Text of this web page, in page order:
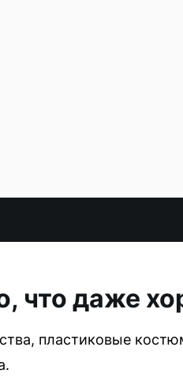
что даже
пластиковые